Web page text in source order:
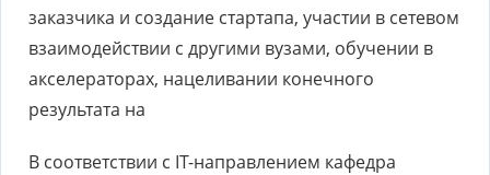
заказчика и создание стартапа, участии в сетевом
взаимодействии с другими вузами, обучении в
акселераторах, нацеливании конечного
результата на
В соответствии с IT-направлением кафедра